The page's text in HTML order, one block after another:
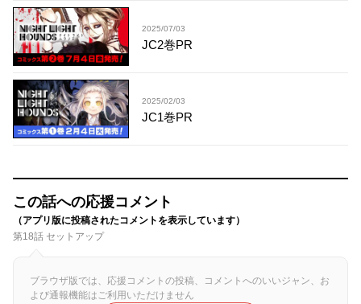
2025/07/03
JC2巻PR
2025/02/03
JC1巻PR
この話への応援コメント
（アプリ版に投稿されたコメントを表示しています）
第18話 セットアップ
ブラウザ版では、応援コメントの投稿、コメントへのいいジャン、お
よび通報機能はご利用いただけません